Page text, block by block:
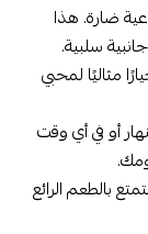
ضارة. هذا
سلبية.
60جم تعتبر خيارًا مثاليًا لمحبي
أو في أي وقت
وجبة خفيفة 60جم واستمتع بالطعم الرائع